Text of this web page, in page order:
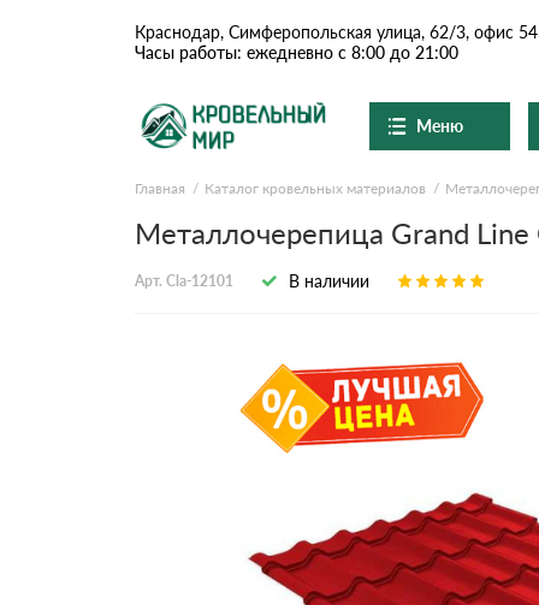
Краснодар, Симферопольская улица, 62/3, офис 54
Часы работы: ежедневно с 8:00 до 21:00
Меню
О компании
Доставка и оплата
Вопросы-ответы
Контакты
Ондулин и шифер
Доборные элементы
Черепица
Главная Каталог кровельных материалов
Металлочерепица Grand
Арт. Cla-12101 В наличии